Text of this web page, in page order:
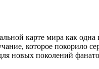
карте мира как
которое
новых поколений